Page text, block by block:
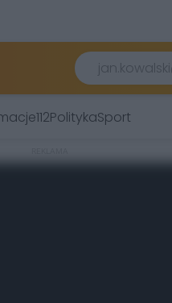
112PolitykaSport